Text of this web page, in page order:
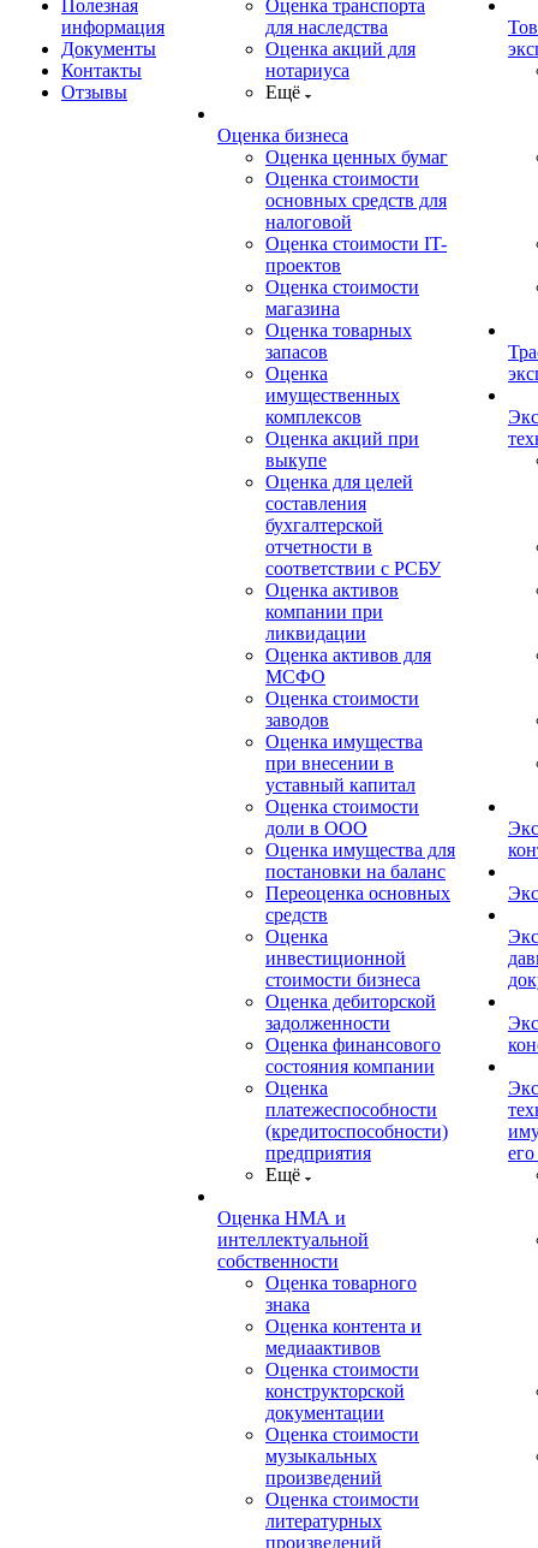
Полезная
информация
Документы
Контакты
Отзывы
Оценка транспорта
для наследства
Оценка акций для
нотариуса
Ещё
Оценка бизнеса
Оценка ценных бумаг
Оценка стоимости
основных средств для
налоговой
Оценка стоимости IT-
проектов
Оценка стоимости
магазина
Оценка товарных
запасов
Оценка
имущественных
комплексов
Оценка акций при
выкупе
Оценка для целей
составления
бухгалтерской
отчетности в
соответствии с РСБУ
Оценка активов
компании при
ликвидации
Оценка активов для
МСФО
Оценка стоимости
заводов
Оценка имущества
при внесении в
уставный капитал
Оценка стоимости
доли в ООО
Оценка имущества для
постановки на баланс
Переоценка основных
средств
Оценка
инвестиционной
стоимости бизнеса
Оценка дебиторской
задолженности
Оценка финансового
состояния компании
Оценка
платежеспособности
(кредитоспособности)
предприятия
Ещё
Оценка НМА и
интеллектуальной
собственности
Оценка товарного
знака
Оценка контента и
медиаактивов
Оценка стоимости
конструкторской
документации
Оценка стоимости
музыкальных
произведений
Оценка стоимости
литературных
произведений